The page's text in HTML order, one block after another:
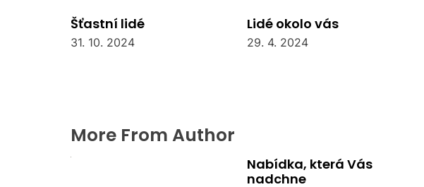
Šťastní lidé
31. 10. 2024
Lidé okolo vás
29. 4. 2024
More From Author
Nabídka, která Vás
nadchne